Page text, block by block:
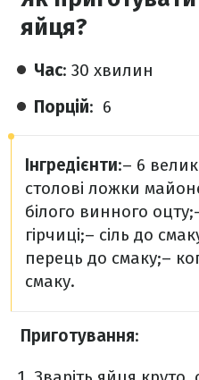
яйця?
Час: 30 хвилин
Порцій: 6
Інгредієнти:– 6
столові ложки
білого винного оцту;
гірчиці;– сіль до
перець до смаку;–
смаку.
Приготування: